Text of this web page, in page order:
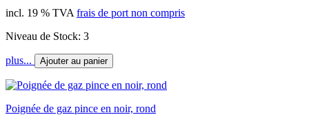
incl. 19 % TVA frais de port non compris
Niveau de Stock: 3
plus... Ajouter au panier
Poignée de gaz pince en noir, rond